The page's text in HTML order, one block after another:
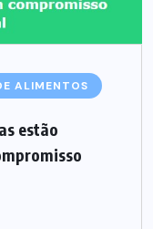
ALIMENTOS
estão